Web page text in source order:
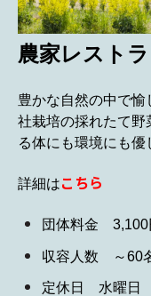
農家レスト
豊かな自然の中で愉
社栽培の採れたて野
る体にも環境にも優
詳細はこちら
団体料金 3,100
収容人数 ～60
定休日 水曜日